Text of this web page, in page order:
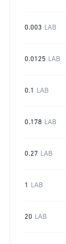
0.003 LAB
0.0125 LAB
0.1 LAB
0.178 LAB
0.27 LAB
1 LAB
20 LAB